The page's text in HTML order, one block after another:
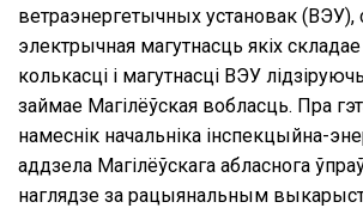
ветраэнергетычных установак (ВЭУ),
электрычная магутнасць якіх
колькасці і магутнасці ВЭУ
займае Магілёўская вобласць. Пра
намеснік начальніка інспекцыйна-
аддзела Магілёўскага абласнога
наглядзе за рацыянальным